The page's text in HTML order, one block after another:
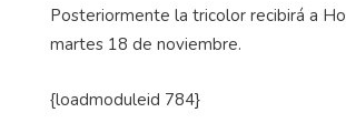
Posteriormente la tricolor recibirá a
martes 18 de noviembre.
{loadmoduleid 784}